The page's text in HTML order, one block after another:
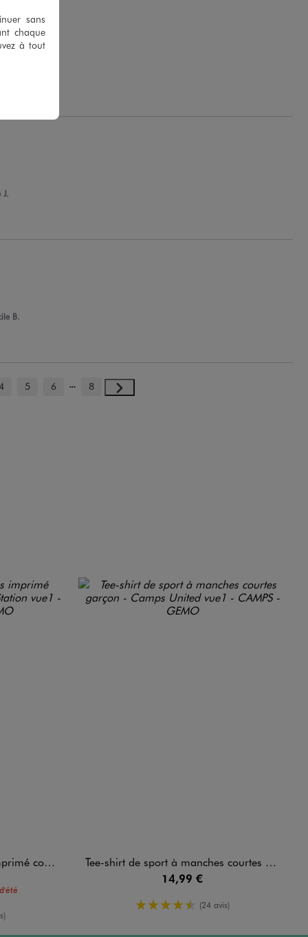
J.
B.
5 6 8
- PlayStation
Tee-shirt de sport à manches courtes garçon - Camps United
14,99 €
4.5/5 de moyenne
(24 avis)
sans
chaque
à tout